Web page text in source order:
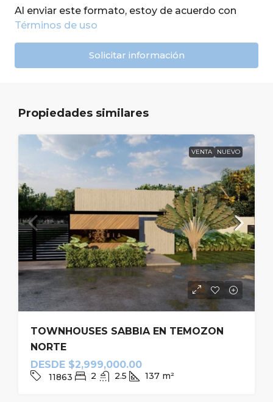
Al enviar este formato, estoy de acuerdo con
Términos de uso
Solicitar información
Propiedades similares
VENTA NUEVO
TOWNHOUSES SABBIA EN TEMOZON
NORTE
DESDE $2,999,000.00
11863 2 2.5 137 m²